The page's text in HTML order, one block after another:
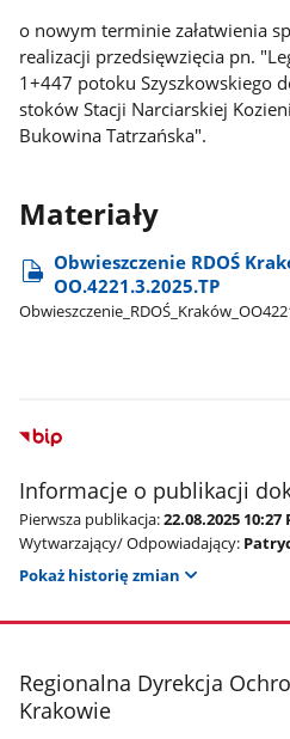
o nowym terminie załatwienia
realizacji przedsięwzięcia pn.
1+447 potoku Szyszkowskiego
stoków Stacji Narciarskiej
Bukowina Tatrzańska".
Materiały
Obwieszczenie RDOŚ
OO.4221.3.2025.TP
Informacje o publikacji
Pierwsza publikacja:22.08.2025
Wytwarzający/ Odpowiadający:
Pokaż historię zmian
stopka
Regionalna Dyrekcja
Krakowie